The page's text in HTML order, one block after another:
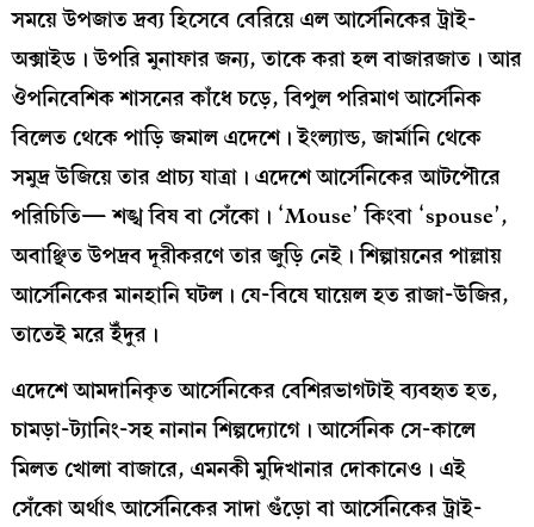
সময়ে উপজাত দ্রব্য হিসেবে বেরিয়ে এল আর্সেনিকের ট্রাই-
অক্সাইড। উপরি মুনাফার জন্য, তাকে করা হল বাজারজাত। আর
ঔপনিবেশিক শাসনের কাঁধে চড়ে, বিপুল পরিমাণ আর্সেনিক
বিলেত থেকে পাড়ি জমাল এদেশে। ইংল্যান্ড, জার্মানি থেকে
সমুদ্র উজিয়ে তার প্রাচ্য যাত্রা। এদেশে আর্সেনিকের আটপৌরে
পরিচিতি— শঙ্খ বিষ বা সেঁকো। ‘Mouse’ কিংবা ‘spouse’,
অবাঞ্ছিত উপদ্রব দূরীকরণে তার জুড়ি নেই। শিল্পায়নের পাল্লায়
আর্সেনিকের মানহানি ঘটল। যে-বিষে ঘায়েল হত রাজা-উজির,
তাতেই মরে ইঁদুর।
এদেশে আমদানিকৃত আর্সেনিকের বেশিরভাগটাই ব্যবহৃত হত,
চামড়া-ট্যানিং-সহ নানান শিল্পদ্যোগে। আর্সেনিক সে-কালে
মিলত খোলা বাজারে, এমনকী মুদিখানার দোকানেও। এই
সেঁকো অর্থাৎ আর্সেনিকের সাদা গুঁড়ো বা আর্সেনিকের ট্রাই-